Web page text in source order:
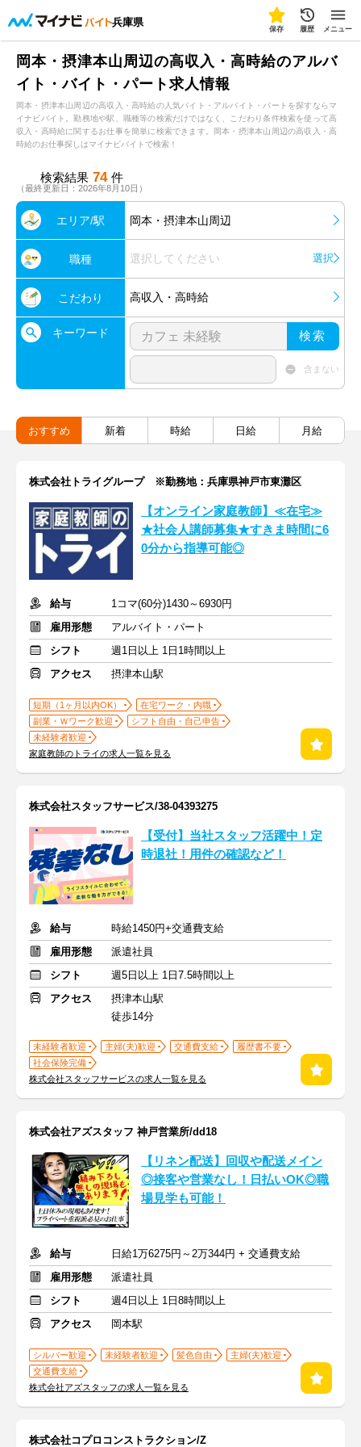
兵庫県
保存 履歴 メニュー
岡本・摂津本山周辺の高収入・高時給のアルバ
イト・バイト・パート求人情報
岡本・摂津本山周辺の高収入・高時給の人気バイト・アルバイト・パートを探すならマ
イナビバイト。勤務地や駅、職種等の検索だけではなく、こだわり条件検索を使って高
収入・高時給に関するお仕事を簡単に検索できます。岡本・摂津本山周辺の高収入・高
時給のお仕事探しはマイナビバイトで検索！
検索結果 74 件
（最終更新日：2026年8月10日）
エリア/駅 岡本・摂津本山周辺
職種 選択してください 選択
こだわり 高収入・高時給
キーワード 検索
含まない
おすすめ 新着 時給 日給 月給
株式会社トライグループ ※勤務地：兵庫県神戸市東灘区
【オンライン家庭教師】≪在宅≫
★社会人講師募集★すきま時間に6
0分から指導可能◎
給与
1コマ(60分)1430～6930円
雇用形態
アルバイト・パート
シフト
週1日以上 1日1時間以上
アクセス
摂津本山駅
短期（1ヶ月以内OK）
在宅ワーク・内職
副業・Ｗワーク歓迎
シフト自由・自己申告
未経験者歓迎
家庭教師のトライの求人一覧を見る
株式会社スタッフサービス/38-04393275
【受付】当社スタッフ活躍中！定
時退社！用件の確認など！
給与
時給1450円+交通費支給
雇用形態
派遣社員
シフト
週5日以上 1日7.5時間以上
アクセス
摂津本山駅
徒歩14分
未経験者歓迎 主婦(夫)歓迎 交通費支給
履歴書不要
社会保険完備
株式会社スタッフサービスの求人一覧を見る
株式会社アズスタッフ 神戸営業所/dd18
【リネン配送】回収や配送メイン
◎接客や営業なし！日払いOK◎職
場見学も可能！
給与
日給1万6275円～2万344円 + 交通費支給
雇用形態
派遣社員
シフト
週4日以上 1日8時間以上
アクセス
岡本駅
シルバー歓迎 未経験者歓迎 髪色自由
主婦(夫)歓迎
交通費支給
株式会社アズスタッフの求人一覧を見る
株式会社コプロコンストラクション/Z